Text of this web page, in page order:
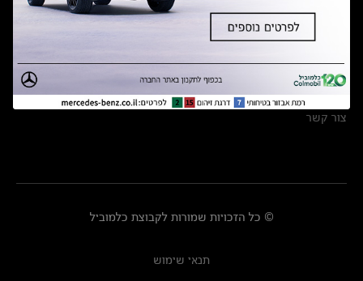
מצאו אותנו
אולמות תצוגה
מרכזי שירות
צור קשר
© כל הזכויות שמורות לקבוצת כלמוביל
תנאי שימוש